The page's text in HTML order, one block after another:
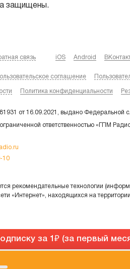
защищены.
связь iOS Android
соглашение
Политика конфиденциальности
от 16.09.2021, выдано Федеральной
ответственностью «ГПМ
10
рекомендательные технологии
«Интернет», находящихся на
за 1 (за первый